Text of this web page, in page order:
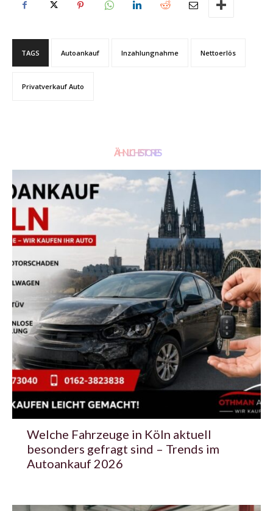
TAGS Autoankauf Inzahlungnahme Nettoerlös
Privatverkauf Auto
ÄHNLICHE STORIES
Welche Fahrzeuge in Köln aktuell
besonders gefragt sind – Trends im
Autoankauf 2026